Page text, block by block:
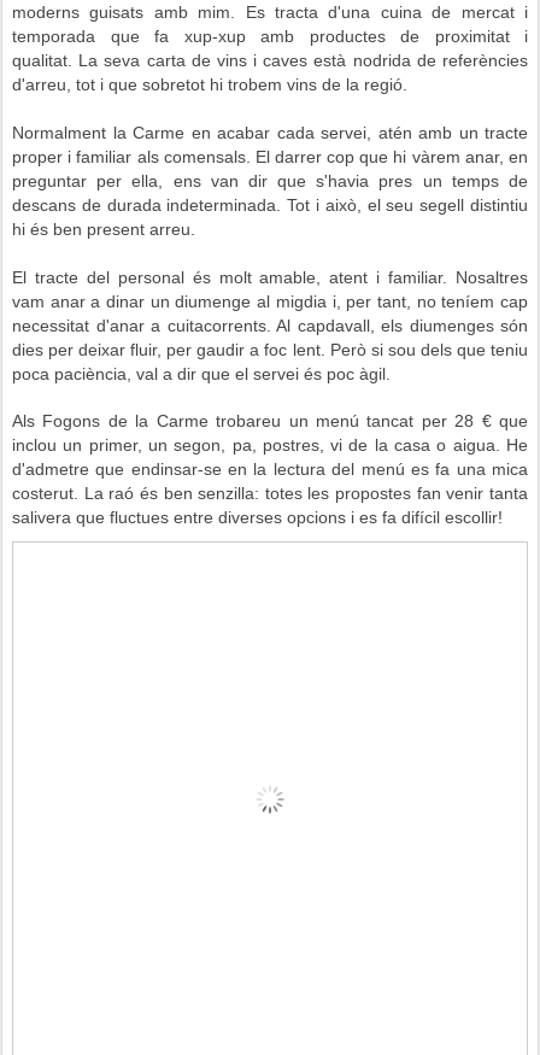
moderns guisats amb mim. Es tracta d'una cuina de mercat i
temporada que fa xup-xup amb productes de proximitat i
qualitat. La seva carta de vins i caves està nodrida de referències
d'arreu, tot i que sobretot hi trobem vins de la regió.
Normalment la Carme en acabar cada servei, atén amb un tracte
proper i familiar als comensals. El darrer cop que hi vàrem anar, en
preguntar per ella, ens van dir que s'havia pres un temps de
descans de durada indeterminada. Tot i això, el seu segell distintiu
hi és ben present arreu.
El tracte del personal és molt amable, atent i familiar. Nosaltres
vam anar a dinar un diumenge al migdia i, per tant, no teníem cap
necessitat d'anar a cuitacorrents. Al capdavall, els diumenges són
dies per deixar fluir, per gaudir a foc lent. Però si sou dels que teniu
poca paciència, val a dir que el servei és poc àgil.
Als Fogons de la Carme trobareu un menú tancat per 28 € que
inclou un primer, un segon, pa, postres, vi de la casa o aigua. He
d'admetre que endinsar-se en la lectura del menú es fa una mica
costerut. La raó és ben senzilla: totes les propostes fan venir tanta
salivera que fluctues entre diverses opcions i es fa difícil escollir!